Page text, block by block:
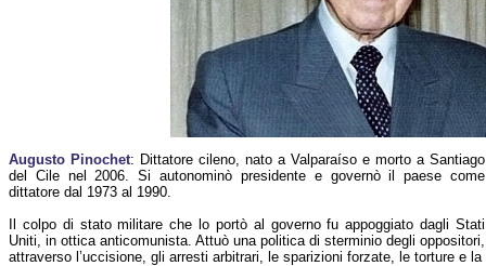
Augusto Pinochet: Dittatore cileno, nato a Valparaíso e morto a Santiago
del Cile nel 2006. Si autonominò presidente e governò il paese come
dittatore dal 1973 al 1990.
Il colpo di stato militare che lo portò al governo fu appoggiato dagli Stati
Uniti, in ottica anticomunista. Attuò una politica di sterminio degli oppositori,
attraverso l’uccisione, gli arresti arbitrari, le sparizioni forzate, le torture e